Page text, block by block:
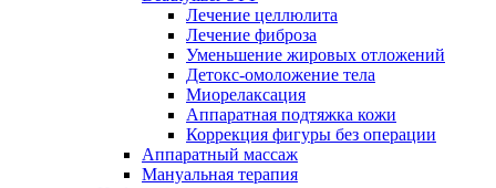
Лечение целлюлита
Лечение фиброза
Уменьшение жировых отложений
Детокс-омоложение тела
Миорелаксация
Аппаратная подтяжка кожи
Коррекция фигуры без операции
Аппаратный массаж
Мануальная терапия